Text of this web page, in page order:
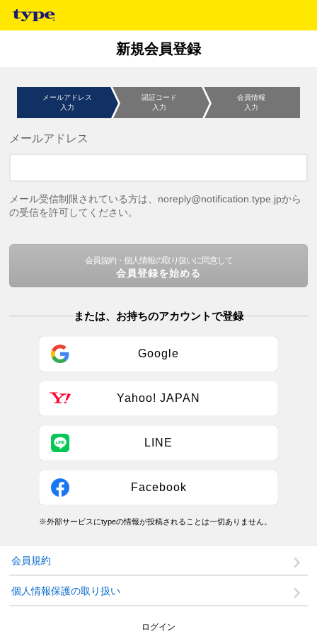
新規会員登録
メールアドレス
入力
認証コード
入力
会員情報
入力
メールアドレス
メール受信制限されている方は、noreply@notification.type.jpから
の受信を許可してください。
会員規約・個人情報の取り扱いに同意して
会員登録を始める
または、お持ちのアカウントで登録
Google
Yahoo! JAPAN
LINE
Facebook
※外部サービスにtypeの情報が投稿されることは一切ありません。
会員規約
個人情報保護の取り扱い
ログイン